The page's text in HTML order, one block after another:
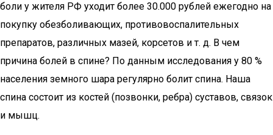
боли у жителя РФ уходит более 30.000 рублей ежегодно на
покупку обезболивающих, противовоспалительных
препаратов, различных мазей, корсетов и т. д. В чем
причина болей в спине? По данным исследования у 80 %
населения земного шара регулярно болит спина. Наша
спина состоит из костей (позвонки, ребра) суставов, связок
и мышц.